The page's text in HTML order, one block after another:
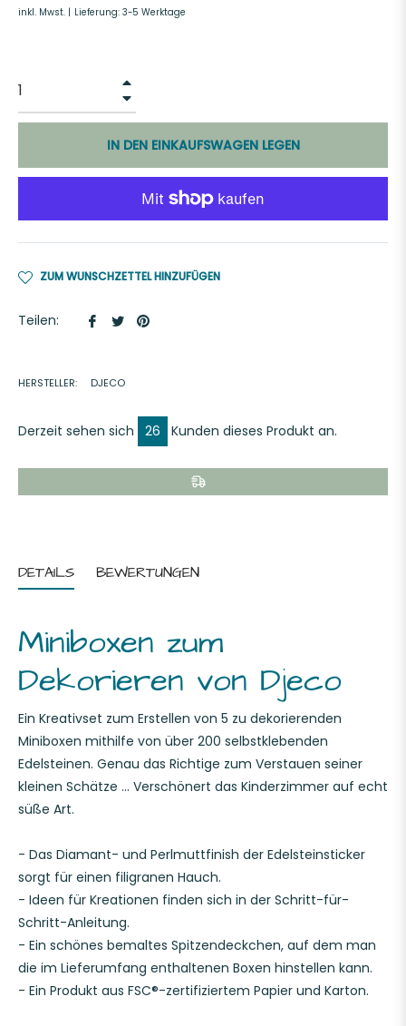
inkl. Mwst. | Lieferung: 3-5 Werktage
IN DEN EINKAUFSWAGEN LEGEN
ZUM WUNSCHZETTEL HINZUFÜGEN
Teilen:
Auf
AufAuf
HERSTELLER: DJECO
Derzeit sehen sich 26 Kunden dieses Produkt an.
DETAILS BEWERTUNGEN
Miniboxen zum
Dekorieren von Djeco
Ein Kreativset zum Erstellen von 5 zu dekorierenden
Miniboxen mithilfe von über 200 selbstklebenden
Edelsteinen. Genau das Richtige zum Verstauen seiner
kleinen Schätze ... Verschönert das Kinderzimmer auf echt
süße Art.
- Das Diamant- und Perlmuttfinish der Edelsteinsticker
sorgt für einen filigranen Hauch.
- Ideen für Kreationen finden sich in der Schritt-für-
Schritt-Anleitung.
- Ein schönes bemaltes Spitzendeckchen, auf dem man
die im Lieferumfang enthaltenen Boxen hinstellen kann.
- Ein Produkt aus FSC®-zertifiziertem Papier und Karton.